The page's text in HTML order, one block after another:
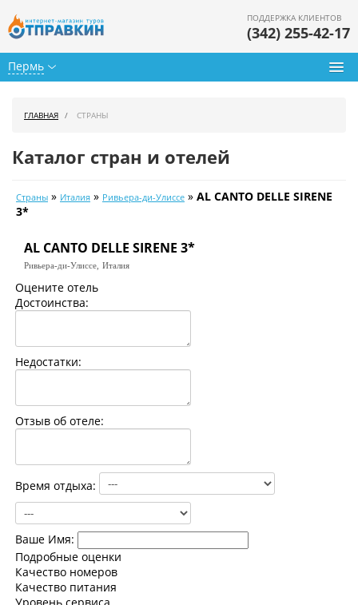
Пермь
ПОДДЕРЖКА КЛИЕНТОВ
(342) 255-42-17
Календарь туров
Страны
Как купить
Контакты
ГЛАВНАЯ СТРАНЫ
Каталог стран и отелей
Страны » Италия » Ривьера-ди-Улиссе » AL CANTO DELLE SIRENE
3*
AL CANTO DELLE SIRENE 3*
Ривьера-ди-Улиссе, Италия
Оцените отель
Достоинства:
Недостатки:
Отзыв об отеле:
Время отдыха:
Ваше Имя:
Подробные оценки
Качество номеров
Качество питания